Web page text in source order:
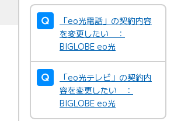
「eo光電話」の契約内容
を変更したい ：
BIGLOBE eo光
「eo光テレビ」の契約内
容を変更したい ：
BIGLOBE eo光